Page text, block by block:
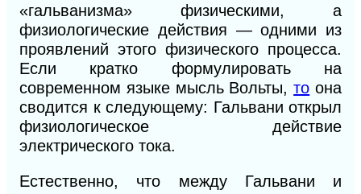
«гальванизма» физическими, а
физиологические действия — одними из
проявлений этого физического процесса.
Если кратко формулировать на
современном языке мысль Вольты,то она
сводится к следующему: Гальвани открыл
физиологическое действие
электрического тока.
Естественно, что между Гальвани и